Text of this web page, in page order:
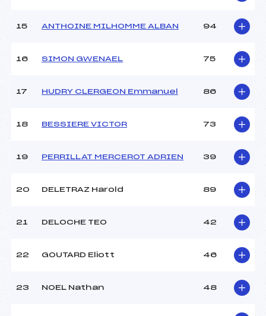
Température arrivée :
15 ANTHOINE MILHOMME ALBAN 94
16 SIMON GWENAEL 75
17 HUDRY CLERGEON Emmanuel 86
18 BESSIERE VICTOR 73
19 PERRILLAT MERCEROT ADRIEN 39
20 DELETRAZ Harold 89
21 DELOCHE TEO 42
22 GOUTARD Eliott 46
23 NOEL Nathan 48